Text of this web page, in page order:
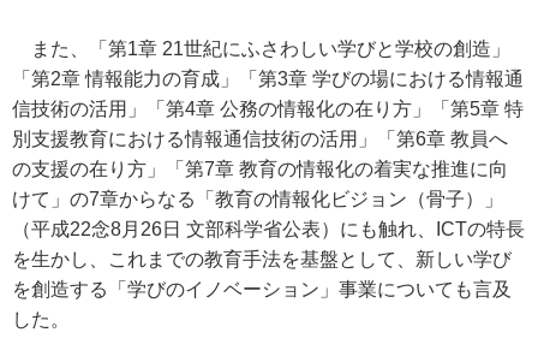
また、「第1章 21世紀にふさわしい学びと学校の創造」
「第2章 情報能力の育成」「第3章 学びの場における情報通
信技術の活用」「第4章 公務の情報化の在り方」「第5章 特
別支援教育における情報通信技術の活用」「第6章 教員へ
の支援の在り方」「第7章 教育の情報化の着実な推進に向
けて」の7章からなる「教育の情報化ビジョン（骨子）」
（平成22念8月26日 文部科学省公表）にも触れ、ICTの特長
を生かし、これまでの教育手法を基盤として、新しい学び
を創造する「学びのイノベーション」事業についても言及
した。